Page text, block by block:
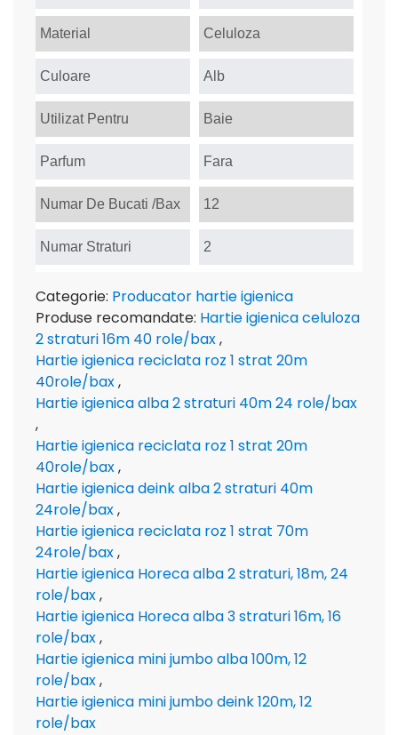
Material Celuloza
Culoare Alb
Utilizat Pentru Baie
Parfum Fara
Numar De Bucati /Bax 12
Numar Straturi 2
Categorie: Producator hartie igienica
Produse recomandate: Hartie igienica celuloza
2 straturi 16m 40 role/bax,
Hartie igienica reciclata roz 1 strat 20m
40role/bax,
Hartie igienica alba 2 straturi 40m 24 role/bax
,
Hartie igienica reciclata roz 1 strat 20m
40role/bax,
Hartie igienica deink alba 2 straturi 40m
24role/bax,
Hartie igienica reciclata roz 1 strat 70m
24role/bax,
Hartie igienica Horeca alba 2 straturi, 18m, 24
role/bax,
Hartie igienica Horeca alba 3 straturi 16m, 16
role/bax,
Hartie igienica mini jumbo alba 100m, 12
role/bax,
Hartie igienica mini jumbo deink 120m, 12
role/bax